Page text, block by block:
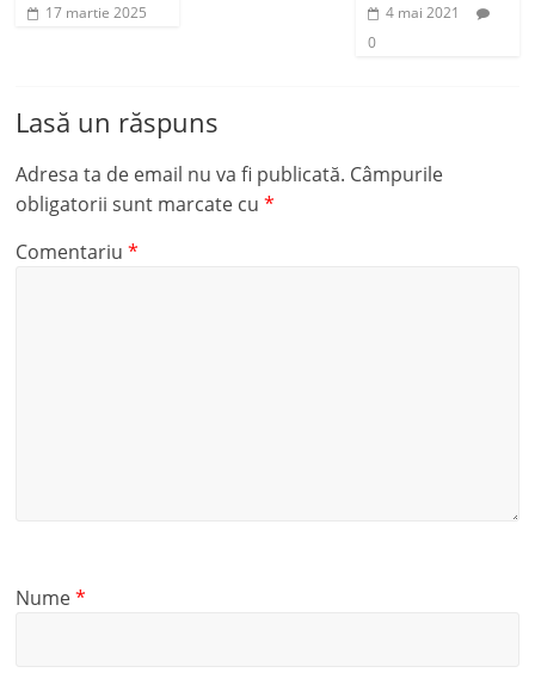
17 martie 2025
4 mai 2021
0
Lasă un răspuns
Adresa ta de email nu va fi publicată. Câmpurile
obligatorii sunt marcate cu*
Comentariu*
Nume*